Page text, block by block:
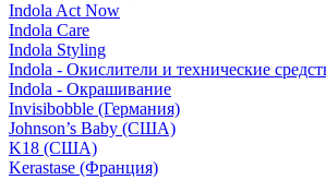
Indola Act Now
Indola Care
Indola Styling
Indola - Окислители и технические
Indola - Окрашивание
Invisibobble (Германия)
Johnson’s Baby (США)
K18 (США)
Kerastase (Франция)